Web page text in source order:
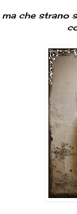
ma che strano